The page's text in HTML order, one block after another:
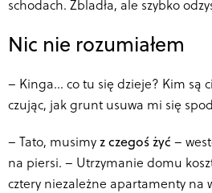
schodach. Zbladła, ale szybko
Nic nie rozumiałem
– Kinga… co tu się dzieje? Kim są
czując, jak grunt usuwa mi się
– Tato, musimyz czegoś żyć –
na piersi. – Utrzymanie domu
cztery niezależne apartamenty na